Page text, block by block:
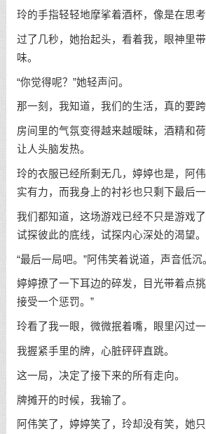
玲的手指轻轻地摩挲着酒杯，像是在思考
过了几秒，她抬起头，看着我，眼神里
味。
“你觉得呢？”她轻声问。
那一刻，我知道，我们的生活，真的要跨
房间里的气氛变得越来越暧昧，酒精和荷
让人头脑发热。
玲的衣服已经所剩无几，婷婷也是，阿
实有力，而我身上的衬衫也只剩下最后一
我们都知道，这场游戏已经不只是游戏了
试探彼此的底线，试探内心深处的渴望。
“最后一局吧。”阿伟笑着说道，声音低沉
婷婷撩了一下耳边的碎发，目光带着点
接受一个惩罚。”
玲看了我一眼，微微抿着嘴，眼里闪过一
我握紧手里的牌，心脏砰砰直跳。
这一局，决定了接下来的所有走向。
牌摊开的时候，我输了。
阿伟笑了，婷婷笑了，玲却没有笑，她